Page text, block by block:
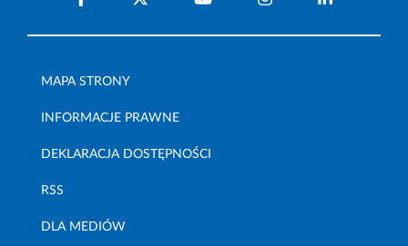
MAPA STRONY
INFORMACJE PRAWNE
DEKLARACJA DOSTĘPNOŚCI
RSS
DLA MEDIÓW